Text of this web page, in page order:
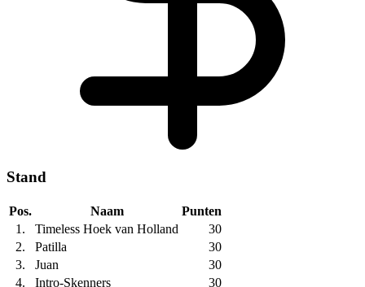
Stand
Pos. Naam
Punten
1.
Timeless Hoek van Holland
30
2.
Patilla
30
3.
Juan
30
4.
Intro-Skenners
30